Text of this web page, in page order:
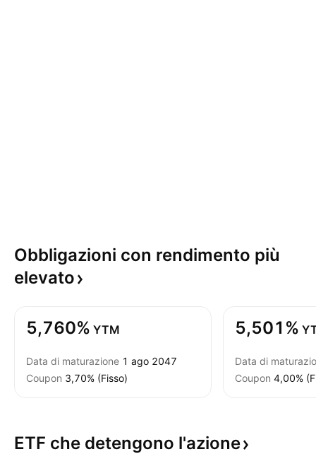
Obbligazioni con rendimento più
elevato
5,760% YTM
Data di maturazione 1 ago 2047
Coupon 3,70% (Fisso)
5,501%
Data di
Coupon 4,00%
ETF che detengono l'azione